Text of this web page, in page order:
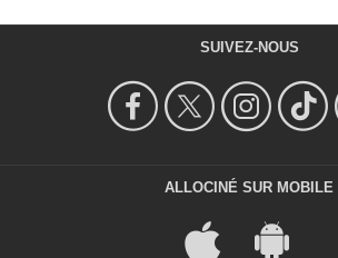
SUIVEZ-NOUS
ALLOCINÉ SUR MOBILE